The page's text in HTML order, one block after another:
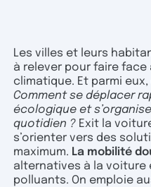
Les villes et leurs
à relever pour faire
climatique. Et parmi
Comment se déplacer
écologique et
quotidien ? Exit la
s’orienter vers des
maximum. La mobilité
alternatives à la voiture
polluants. On emploie